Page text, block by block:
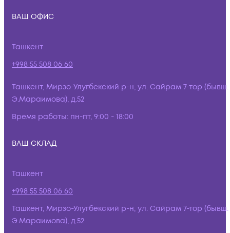
ВАШ ОФИС
Ташкент
+998 55 508 06 60
Ташкент, Мирзо-Улугбекский р-н, ул. Сайрам 7-тор (бывш.
Э.Мараимова), д.52
Время работы: пн-пт, 9:00 - 18:00
ВАШ СКЛАД
Ташкент
+998 55 508 06 60
Ташкент, Мирзо-Улугбекский р-н, ул. Сайрам 7-тор (бывш.
Э.Мараимова), д.52